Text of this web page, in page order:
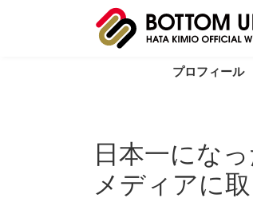
プロフィール
日本一にな
メディアに